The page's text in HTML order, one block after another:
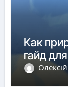
Как
гайд